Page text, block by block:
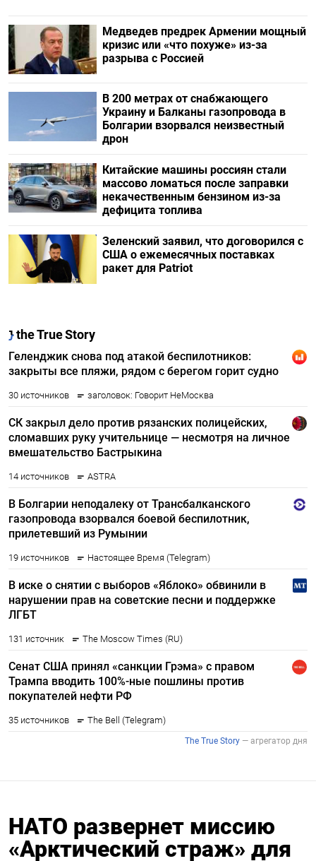
Медведев предрек Армении мощный
кризис или «что похуже» из-за
разрыва с Россией
В 200 метрах от снабжающего
Украину и Балканы газопровода в
Болгарии взорвался неизвестный
дрон
Китайские машины россиян стали
массово ломаться после заправки
некачественным бензином из-за
дефицита топлива
Зеленский заявил, что договорился с
США о ежемесячных поставках
ракет для Patriot
НАТО развернет миссию
«Арктический страж» для